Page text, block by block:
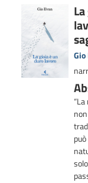
Dettaglio
del
documento
Gio